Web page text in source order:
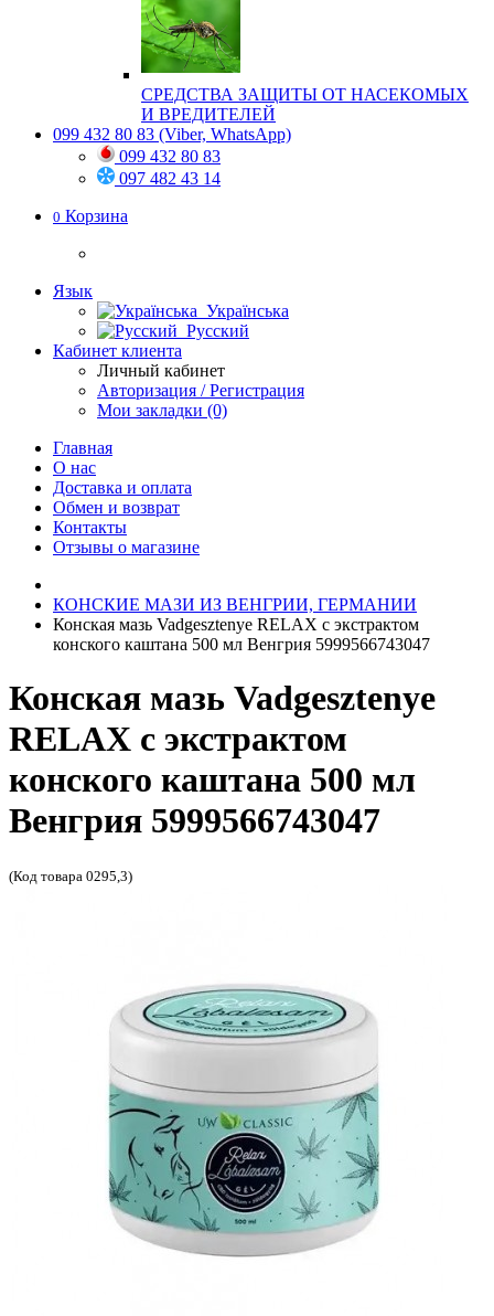
СРЕДСТВА ЗАЩИТЫ ОТ НАСЕКОМЫХ
И ВРЕДИТЕЛЕЙ
099 432 80 83 (Viber, WhatsApp)
099 432 80 83
097 482 43 14
0 Корзина
Язык
Українська
Русский
Кабинет клиента
Личный кабинет
Авторизация / Регистрация
Мои закладки (0)
Главная
О нас
Доставка и оплата
Обмен и возврат
Контакты
Отзывы о магазине
КОНСКИЕ МАЗИ ИЗ ВЕНГРИИ, ГЕРМАНИИ
Конская мазь Vadgesztenye RELAX с экстрактом
конского каштана 500 мл Венгрия 5999566743047
Конская мазь Vadgesztenye
RELAX с экстрактом
конского каштана 500 мл
Венгрия 5999566743047
(Код товара 0295,3)